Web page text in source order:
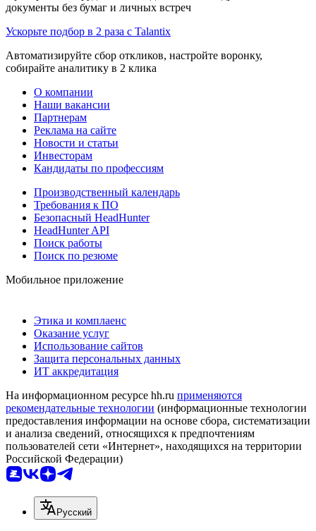
документы без бумаг и личных встреч
Ускорьте подбор в 2 раза с Talantix
Автоматизируйте сбор откликов, настройте воронку,
собирайте аналитику в 2 клика
О компании
Наши вакансии
Партнерам
Реклама на сайте
Новости и статьи
Инвесторам
Кандидаты по профессиям
Производственный календарь
Требования к ПО
Безопасный HeadHunter
HeadHunter API
Поиск работы
Поиск по резюме
Мобильное приложение
Этика и комплаенс
Оказание услуг
Использование сайтов
Защита персональных данных
ИТ аккредитация
На информационном ресурсе hh.ru применяются
рекомендательные технологии (информационные технологии
предоставления информации на основе сбора, систематизации
и анализа сведений, относящихся к предпочтениям
пользователей сети «Интернет», находящихся на территории
Российской Федерации)
Русский